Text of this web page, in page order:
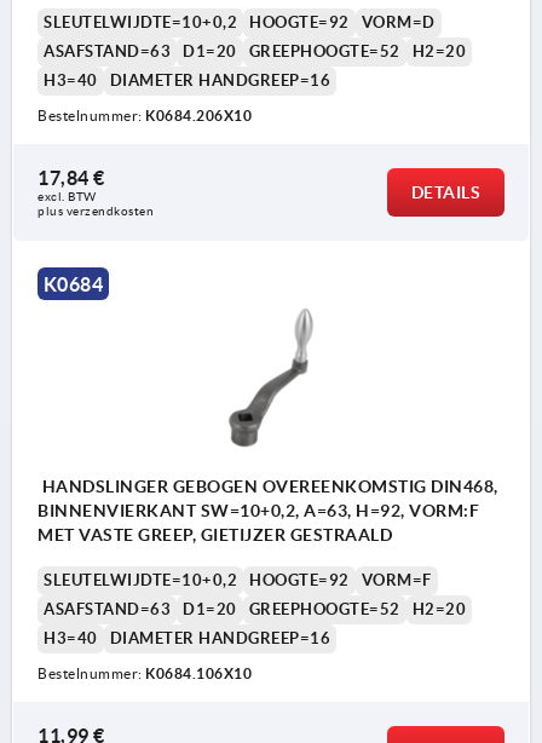
Vorm D: handslinger met draaibare handgreep
SLEUTELWIJDTE=10+0,2 HOOGTE=92
VORM=D
ASAFSTAND=63
D1=20 GREEPHOOGTE=52
H2=20
H3=40
DIAMETER HANDGREEP=16
Bestelnummer: K0684.206X10
17,84 €
excl. BTW
plus verzendkosten
DETAILS
K0684
HANDSLINGER GEBOGEN OVEREENKOMSTIG DIN468,
BINNENVIERKANT SW=10+0,2, A=63, H=92, VORM:F
MET VASTE GREEP, GIETIJZER GESTRAALD
SLEUTELWIJDTE=10+0,2 HOOGTE=92
VORM=F
ASAFSTAND=63
D1=20 GREEPHOOGTE=52
H2=20
H3=40
DIAMETER HANDGREEP=16
Bestelnummer: K0684.106X10
11,99 €